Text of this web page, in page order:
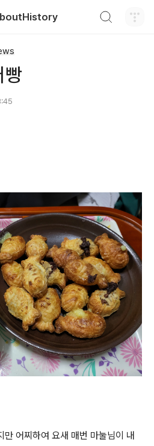
빵
만 어찌하여 요새 매번 마눌님이 내